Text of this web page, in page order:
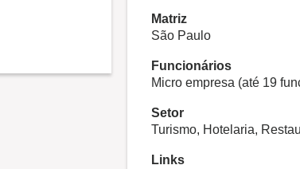
Matriz
São Paulo
Funcionários
Micro empresa (até 19
Setor
Turismo, Hotelaria,
Links